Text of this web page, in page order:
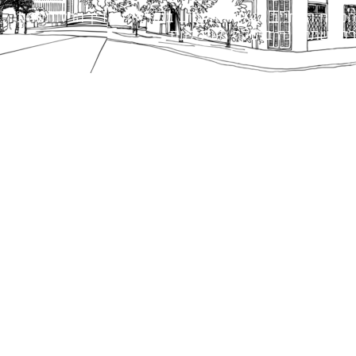
הנוסח המחייב הוא זה הקבוע בהוראות הדין הרלוונטיות
כפי שתהיינה בתוקף מעת לעת.